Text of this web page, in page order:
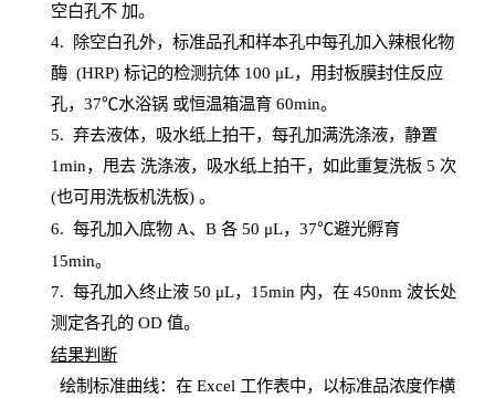
空白孔不 加。
4.
除空白孔外，标准品孔和样本孔中每孔加入辣根化物
酶 (HRP) 标记的检测抗体 100 μL，用封板膜封住反应
孔， 37℃水浴锅 或恒温箱温育60min。
5. 弃去液体，吸水纸上拍干，每孔加满洗涤液，静置
1min，甩去 洗涤液，吸水纸上拍干，如此重复洗板 5 次
(也可用洗板机洗板) 。
6. 每孔加入底物A、B 各 50 μL，37℃避光孵育
15min。
7. 每孔加入终止液 50 μL， 15min 内，在450nm 波长处
测定各孔的 OD 值。
结果判断
绘制标准曲线：在 Excel 工作表中，以标准品浓度作横